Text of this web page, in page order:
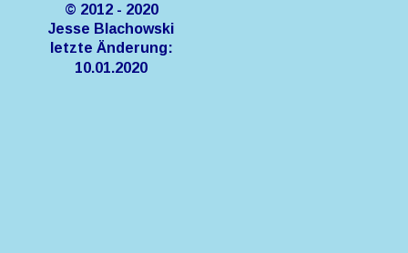
© 2012 - 2020
Jesse Blachowski
letzte Änderung:
10.01.2020